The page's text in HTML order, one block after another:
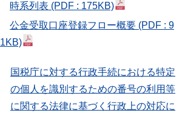
時系列表 (PDF : 175KB)
公金受取口座登録フロー概要 (PDF : 9
1KB)
国税庁に対する行政手続における特定
の個人を識別するための番号の利用等
に関する法律に基づく行政上の対応に